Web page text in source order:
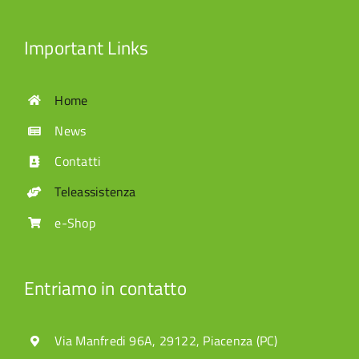
Important Links
Home
News
Contatti
Teleassistenza
e-Shop
Entriamo in contatto
Via Manfredi 96A, 29122, Piacenza (PC)